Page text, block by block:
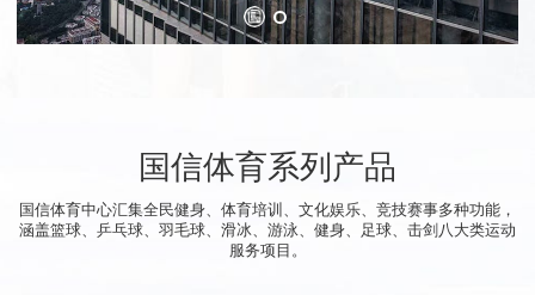
国信体育系列产品
国信体育中心汇集全民健身、体育培训、文化娱乐、竞技赛事多种功能，
涵盖篮球、乒乓球、羽毛球、滑冰、游泳、健身、足球、击剑八大类运动
服务项目。